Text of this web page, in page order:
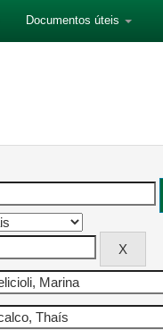
Documentos úteis